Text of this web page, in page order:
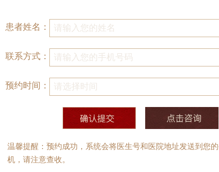
患者姓名：
联系方式：
预约时间：
温馨提醒：预约成功，系统会将医生号和医院地址发送到您
机，请注意查收。